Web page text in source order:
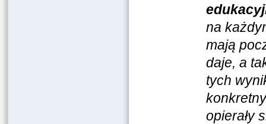
na
mają
daje, a
tych
opierały